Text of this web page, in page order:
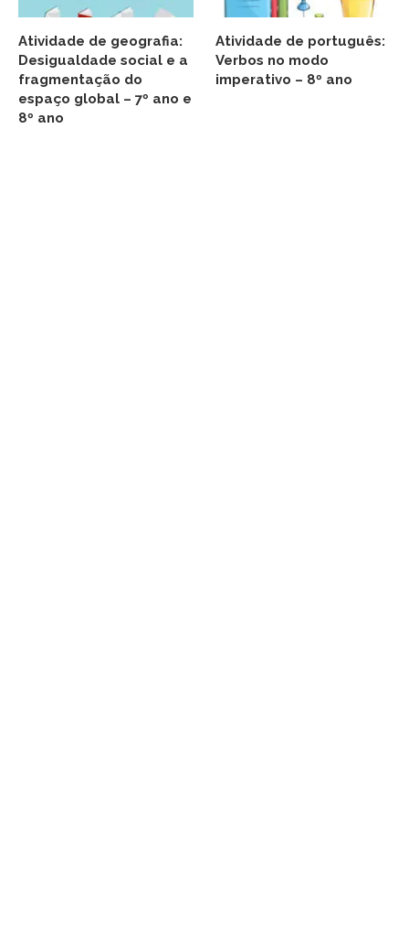
Atividade de geografia:
Desigualdade social e a
fragmentação do
espaço global – 7º ano e
8º ano
Atividade de português:
Verbos no modo
imperativo – 8º ano